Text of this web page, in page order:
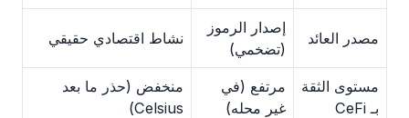
مصدر العائد
إصدار الرموز
(تضخمي)
نشاط اقتصادي حقيقي
مستوى الثقة
بـ CeFi
مرتفع (في
غير محله)
منخفض (حذر ما بعد
Celsius)